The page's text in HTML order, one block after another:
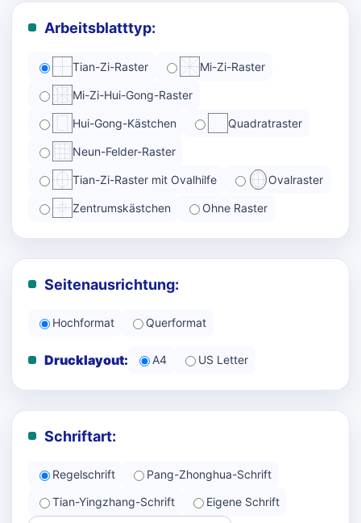
Arbeitsblatttyp:
Tian-Zi-Raster Mi-Zi-Raster
Mi-Zi-Hui-Gong-Raster
Hui-Gong-Kästchen Quadratraster
Neun-Felder-Raster
Tian-Zi-Raster mit Ovalhilfe Ovalraster
Zentrumskästchen Ohne Raster
Seitenausrichtung:
Hochformat Querformat
Drucklayout: A4 US Letter
Schriftart:
Regelschrift
Pang-Zhonghua-Schrift
Tian-Yingzhang-Schrift
Eigene Schrift